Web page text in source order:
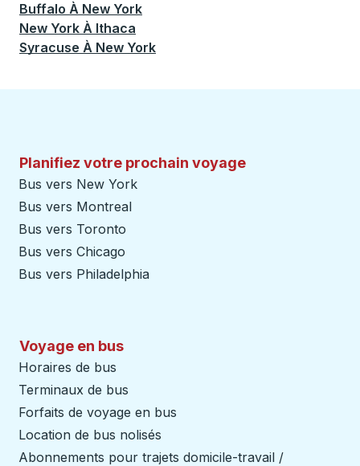
Buffalo À New York
New York À Ithaca
Syracuse À New York
Planifiez votre prochain voyage
Bus vers New York
Bus vers Montreal
Bus vers Toronto
Bus vers Chicago
Bus vers Philadelphia
Voyage en bus
Horaires de bus
Terminaux de bus
Forfaits de voyage en bus
Location de bus nolisés
Abonnements pour trajets domicile-travail /